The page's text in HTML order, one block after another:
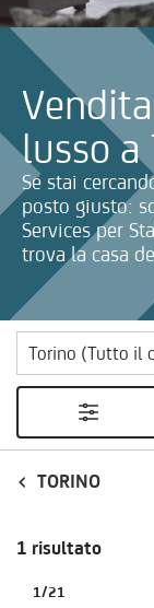
lusso a
Se stai
posto giusto:
Services per
trova la casa
TORINO
1 risultato
1/21